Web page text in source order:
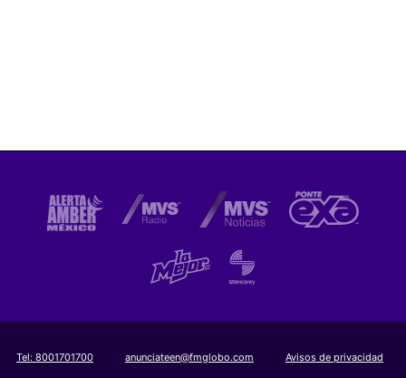
Tel: 8001701700 anunciateen@fmglobo.com Avisos de privacidad